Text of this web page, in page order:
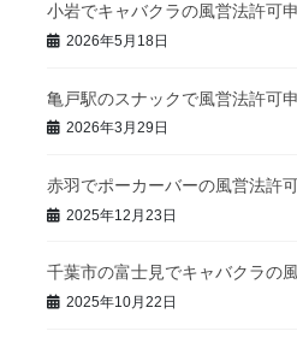
小岩でキャバクラの風営法許可
2026年5月18日
亀戸駅のスナックで風営法許可
2026年3月29日
赤羽でポーカーバーの風営法許
2025年12月23日
千葉市の富士見でキャバクラの
2025年10月22日